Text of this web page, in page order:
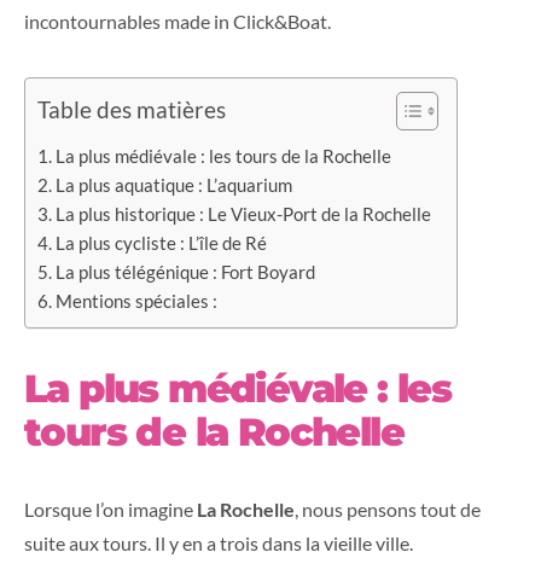
incontournables made in Click&Boat.
Table des matières
La plus médiévale : les tours de la Rochelle
La plus aquatique : L’aquarium
La plus historique : Le Vieux-Port de la Rochelle
La plus cycliste : L’île de Ré
La plus télégénique : Fort Boyard
Mentions spéciales :
La plus médiévale : les
tours de la Rochelle
Lorsque l’on imagine La Rochelle, nous pensons tout de
suite aux tours. Il y en a trois dans la vieille ville.